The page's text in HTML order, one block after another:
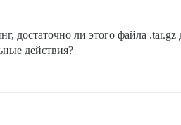
достаточно ли этого файла
действия?